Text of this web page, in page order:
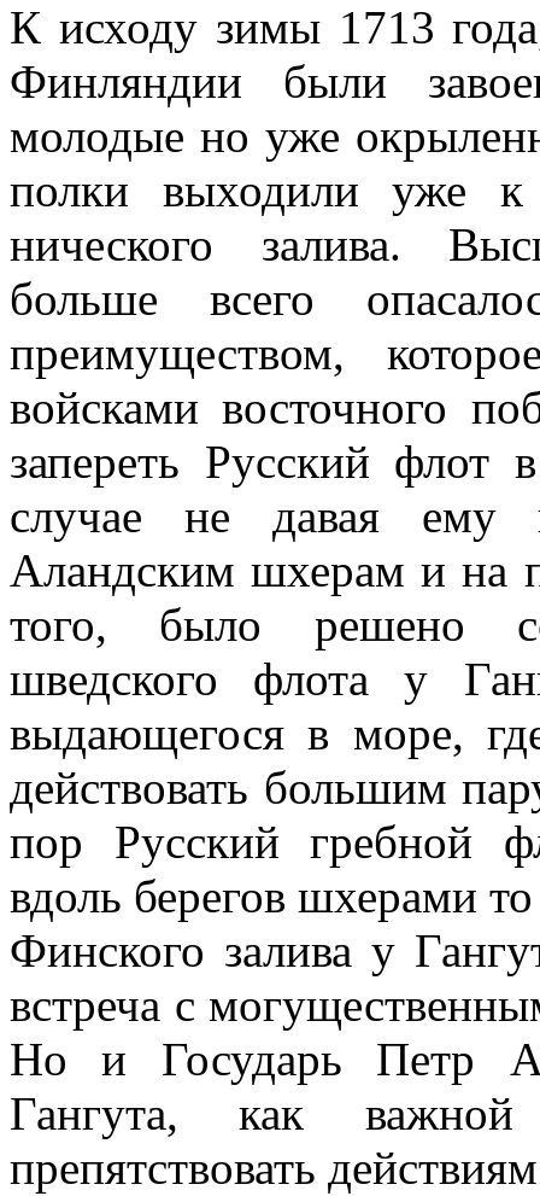
К исходу зимы 1713
Финляндии были
молодые но уже
полки выходили уже
нического залива.
больше всего
преимуществом,
войсками восточного
запереть Русский
случае не давая ему
Аландским шхерам и на
того, было решено
шведского флота у
выдающе­гося в море,
действовать большим
пор Русский гребной
вдоль берегов шхера­ми
Фин­ского залива у
встреча с
Но и Государь Петр
Гангута, как
препятство­вать